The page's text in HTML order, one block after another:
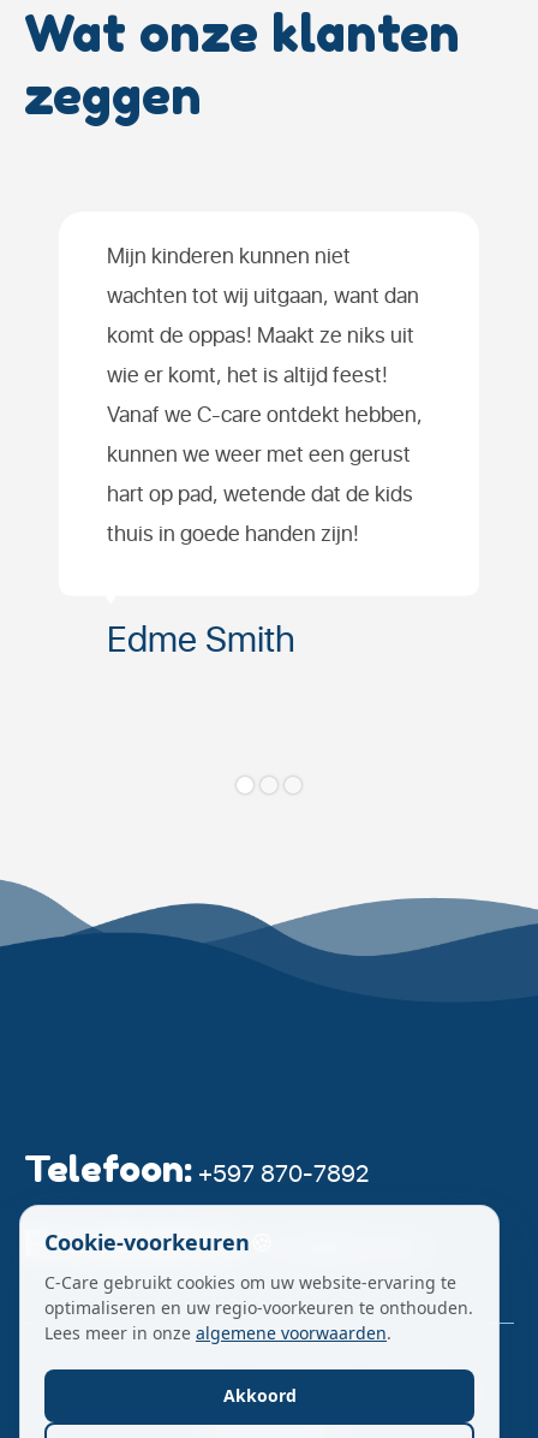
Wat onze klanten
zeggen
Mijn kinderen kunnen niet
wachten tot wij uitgaan, want dan
komt de oppas! Maakt ze niks uit
wie er komt, het is altijd feest!
Vanaf we C-care ontdekt hebben,
kunnen we weer met een gerust
hart op pad, wetende dat de kids
thuis in goede handen zijn!
Edme Smith
De ene oppas is nog leuker dan de
andere; het maakt ons en de
kinderen echt niets uit wie er
komt! Het is elke keer weer een
groot succes, jaar in, jaar uit,
thank you, C-care!
Oliver Smith
Telefoon: +597 870-7892
E-mailadres:
C-Care Babysitters2026
Voorwaarden
Cookie-voorkeuren
C-Care gebruikt cookies om uw website-ervaring te
optimaliseren en uw regio-voorkeuren te onthouden.
Lees meer in onze algemene voorwaarden.
Akkoord